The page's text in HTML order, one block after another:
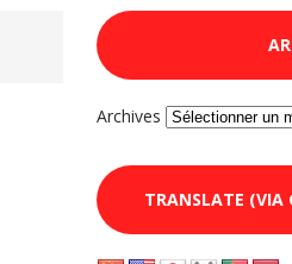
Archives
TRANSLATE (VIA